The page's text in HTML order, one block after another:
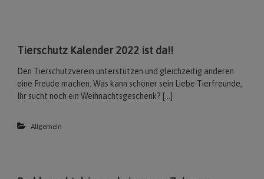
Tierschutz Kalender 2022 ist da!!
Den Tierschutzverein unterstützen und gleichzeitig anderen
eine Freude machen. Was kann schöner sein Liebe Tierfreunde,
Ihr sucht noch ein Weihnachtsgeschenk? […]
Allgemein